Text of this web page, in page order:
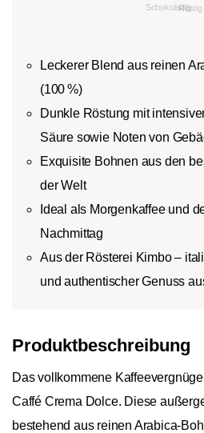
Leckerer Blend aus reinen
(100 %)
Dunkle Röstung mit
Säure sowie Noten von
Exquisite Bohnen aus den
der Welt
Ideal als Morgenkaffee und
Nachmittag
Aus der Rösterei Kimbo –
und authentischer Genuss
Produktbeschreibung
Das vollkommene
Caffé Crema Dolce. Diese
bestehend aus reinen Arabica-